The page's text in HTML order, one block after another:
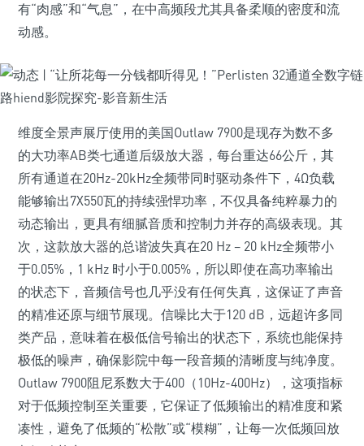
有“肉感”和“气息”，在中高频段尤其具备柔顺的密度和流
动感。
维度全景声展厅使用的美国Outlaw 7900是现存为数不多
的大功率AB类七通道后级放大器，每台重达66公斤，其
所有通道在20Hz-20kHz全频带同时驱动条件下，4Ω负载
能够输出7X550瓦的持续强悍功率，不仅具备纯粹暴力的
动态输出，更具有细腻音质和控制力并存的高级表现。其
次，这款放大器的总谐波失真在20 Hz – 20 kHz全频带小
于0.05%，1 kHz 时小于0.005%，所以即使在高功率输出
的状态下，音频信号也几乎没有任何失真，这保证了声音
的精准还原与细节展现。信噪比大于120 dB，远超许多同
类产品，意味着在极低信号输出的状态下，系统也能保持
极低的噪声，确保影院中每一段音频的清晰度与纯净度。
Outlaw 7900阻尼系数大于400（10Hz-400Hz），这项指标
对于低频控制至关重要，它保证了低频输出的精准度和紧
凑性，避免了低频的“松散”或“模糊”，让每一次低频回放